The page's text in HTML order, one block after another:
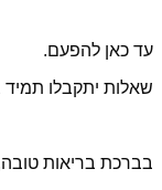
עד כאן להפעם.
שאלות יתקבלו
בברכת בריאות